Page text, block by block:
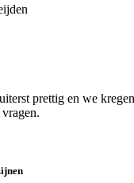
prettig en we